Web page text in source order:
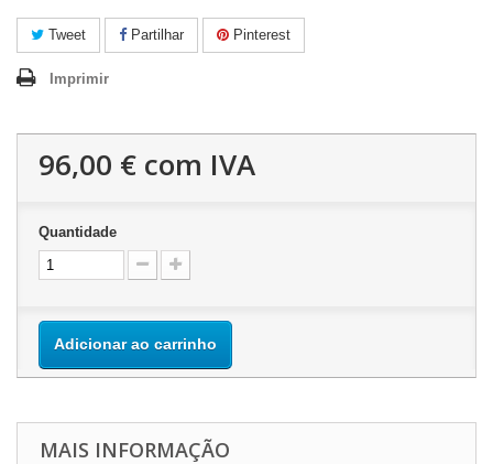
Tweet Partilhar Pinterest
Imprimir
96,00 € com IVA
Quantidade
Adicionar ao carrinho
MAIS INFORMAÇÃO